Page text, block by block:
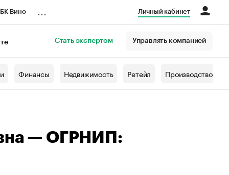
Вино Личный кабинет
Стать экспертом Управлять компанией
Финансы Недвижимость Ретейл Производство
— ОГРНИП: